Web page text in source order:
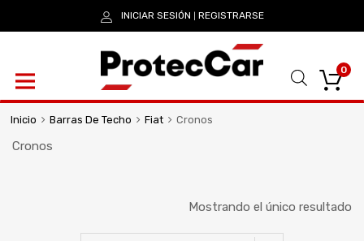
INICIAR SESIÓN REGISTRARSE
0
Inicio Barras De Techo Fiat Cronos
Cronos
Mostrando el único resultado